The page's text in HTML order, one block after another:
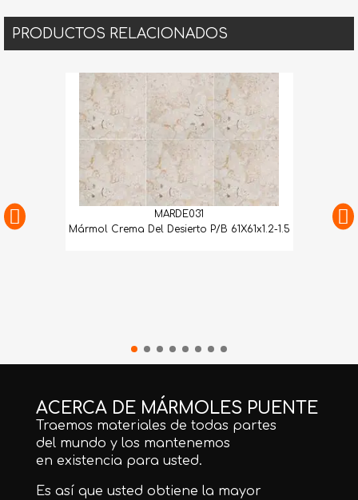
PRODUCTOS RELACIONADOS
MARDE031
Mármol Crema Del Desierto P/B 61X61x1.2-1.5
ACERCA DE MÁRMOLES PUENTE
Traemos materiales de todas partes
del mundo y los mantenemos
en existencia para usted.
Es así que usted obtiene la mayor